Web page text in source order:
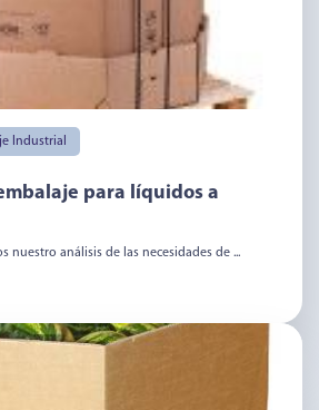
Industrial
para líquidos a
nuestro análisis de las necesidades de ...